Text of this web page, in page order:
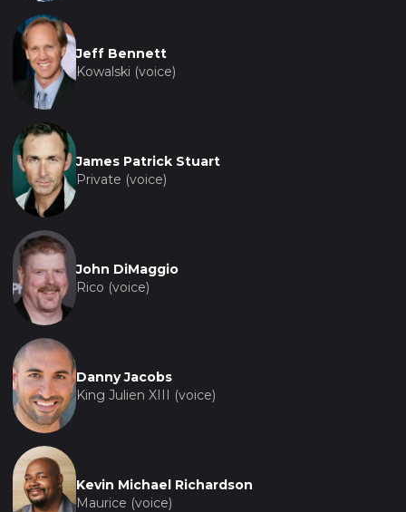
Jeff Bennett
Kowalski (voice)
James Patrick Stuart
Private (voice)
John DiMaggio
Rico (voice)
Danny Jacobs
King Julien XIII (voice)
Kevin Michael Richardson
Maurice (voice)